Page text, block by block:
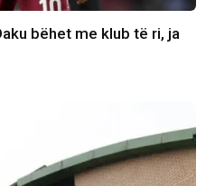
bëhet me klub të ri, ja